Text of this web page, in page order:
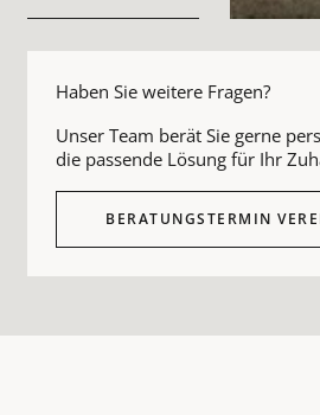
Haben Sie weitere Fragen?
Unser Team berät Sie gerne
die passende Lösung für Ihr
BERATUNGSTERMIN